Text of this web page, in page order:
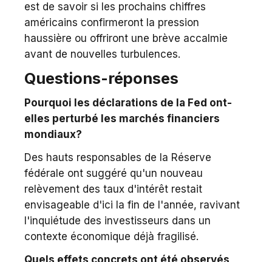
est de savoir si les prochains chiffres
américains confirmeront la pression
haussière ou offriront une brève accalmie
avant de nouvelles turbulences.
Questions-réponses
Pourquoi les déclarations de la Fed ont-
elles perturbé les marchés financiers
mondiaux?
Des hauts responsables de la Réserve
fédérale ont suggéré qu'un nouveau
relèvement des taux d'intérêt restait
envisageable d'ici la fin de l'année, ravivant
l'inquiétude des investisseurs dans un
contexte économique déjà fragilisé.
Quels effets concrets ont été observés